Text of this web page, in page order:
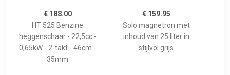
€ 188.00
HT 525 Benzine
heggenschaar - 22,5cc -
0,65kW - 2-takt - 46cm -
35mm
€ 159.95
Solo magnetron met
inhoud van 25 liter in
stijlvol grijs